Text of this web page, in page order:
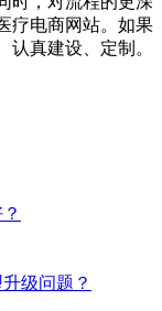
疗电商网站。如果
真建设、定制。
级问题？